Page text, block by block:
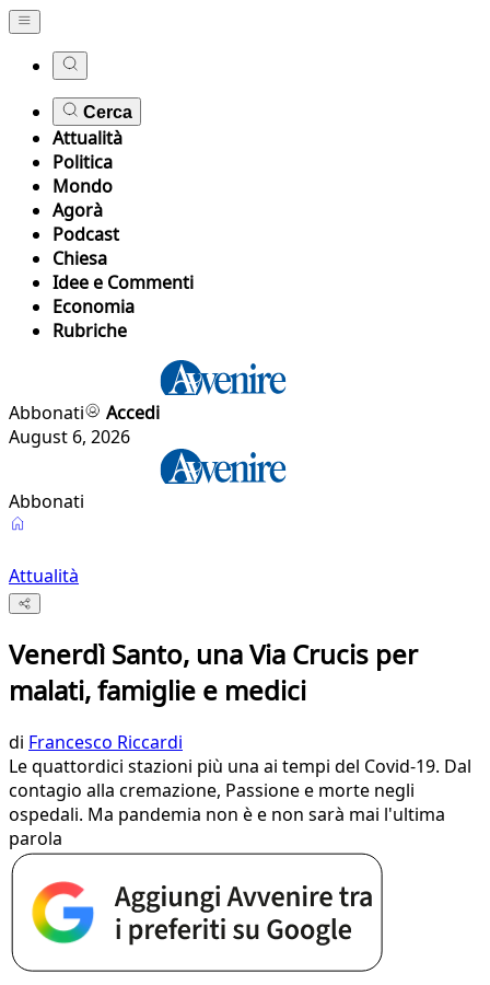
Cerca
Attualità
Politica
Mondo
Agorà
Podcast
Chiesa
Idee e Commenti
Economia
Rubriche
Abbonati
Accedi
August 6, 2026
Abbonati
Attualità
Venerdì Santo, una Via Crucis per
malati, famiglie e medici
di Francesco Riccardi
Le quattordici stazioni più una ai tempi del Covid-19. Dal
contagio alla cremazione, Passione e morte negli
ospedali. Ma pandemia non è e non sarà mai l'ultima
parola